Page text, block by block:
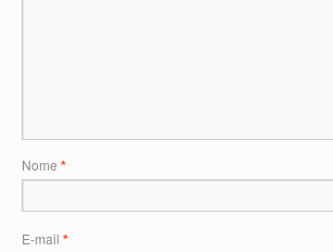
Nome *
E-mail *